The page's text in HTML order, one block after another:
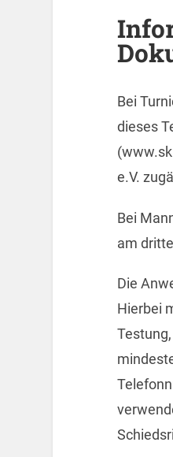
Bei
dieses
e.V.
Bei
am
Die
Hierbei